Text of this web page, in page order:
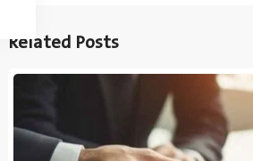
Related Posts